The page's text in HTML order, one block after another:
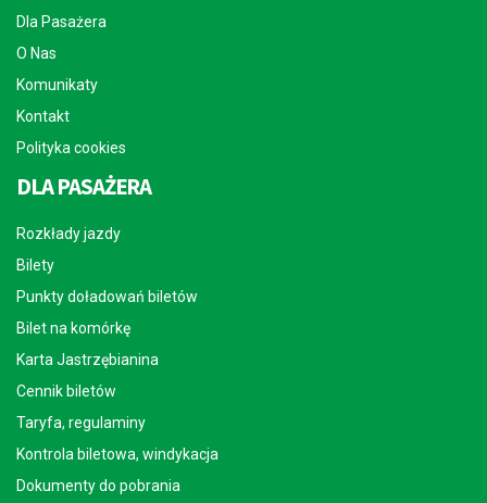
Dla Pasażera
O Nas
Komunikaty
Kontakt
Polityka cookies
DLA PASAŻERA
Rozkłady jazdy
Bilety
Punkty doładowań biletów
Bilet na komórkę
Karta Jastrzębianina
Cennik biletów
Taryfa, regulaminy
Kontrola biletowa, windykacja
Dokumenty do pobrania